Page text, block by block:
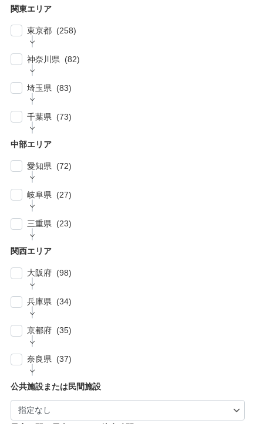
関東エリア
東京都 (258)
| … 新宿区・渋谷区 (39)
| … 品川区・大田区 (10)
| … 目黒区・世田谷区 (21)
| … 中野区・杉並区 (13)
| … 北区・台東区・足立区・荒川区 (24)
| … 八王子市・武蔵野市・三鷹市・日野市・西
福生市・あきる野市・羽村市 (8)
神奈川県 (82)
| … 横浜市 (44)
| … 相模原市・茅ヶ崎市・平塚市 (5)
| … 厚木市・小田原市・町田市・大和市・海老
埼玉県 (83)
| … 春日部市・富士見市・ふじみ野市 (4)
| … 比企郡・入間郡・入間市・秩父市・秩父
| … 川口市・越谷市・川越市 (14)
| … 朝霞市・上尾市・志木市 (6)
千葉県 (73)
| … 千葉市・船橋市・松戸市 (21)
| … 浦安市・市原市・八千代市・佐倉市 (14)
| … 野田市・成田市・木更津市・茂原市・我孫
中部エリア
愛知県 (72)
| … 名古屋市 (27)
| … 稲沢市/・尾張旭市・瀬戸市・日進市 (10)
| … 豊明市・東海市・大府市・刈谷市 (7)
| … 知立市・安城市・豊田市・岡崎市 (12)
岐阜県 (27)
| … 岐阜市・大垣市 (10)
川市 (5)
三重県 (23)
| … 津市・四日市市 (9)
| … 鈴鹿市・松阪市・桑名市 (8)
| … 伊勢市・志摩市 (3)
関西エリア
大阪府 (98)
| … 大阪市 ・堺市 (61)
| … 豊中市・吹田市 ・高槻市・茨木市 (15)
| … 八尾市・寝屋川市・岸和田市・守口市 (5)
河内長野市 (3)
兵庫県 (34)
| … 神戸市・芦屋市 (15)
| … 姫路市・明石市・伊丹市 (8)
| … 加古川市・川西市 (4)
京都府 (35)
| … 京都市・宇治市 (16)
市・京丹後市 (6)
| … 福知山市・城陽市・京田辺市・木津川市 (9)
奈良県 (37)
| … 奈良市・橿原市・生駒市・生駒郡 (21)
公共施設または民間施設